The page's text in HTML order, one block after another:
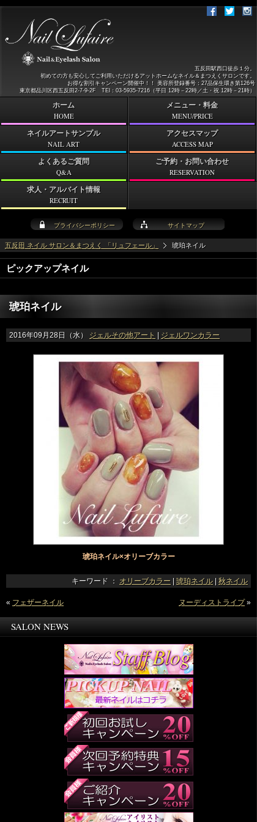
五反田 ネイル サロン＆まつえく 「リュフェール」 琥珀ネイル
ピックアップネイル
琥珀ネイル
2016年09月28日（水） ジェルその他アート | ジェルワンカラー
琥珀ネイル×オリーブカラー
キーワード ： オリーブカラー | 琥珀ネイル | 秋ネイル
« フェザーネイル ヌーディストライプ»
SALON NEWS
プライバシーポリシー サイトマップ
五反田駅西口徒歩１分。
初めての方も安心してご利用いただけるアットホームなネイル＆まつえくサロンです。
お得な割引キャンペーン開催中！！ 美容所登録番号：27品保生環き第126号
東京都品川区西五反田2-7-9-2F TEl：03-5935-7216（平日 12時－22時／土・祝 12時－21時）
ホーム
HOME
メニュー・料金
MENU/PRICE
ネイルアートサンプル
NAIL ART
アクセスマップ
ACCESS MAP
よくあるご質問
Q&A
ご予約・お問い合わせ
RESERVATION
求人・アルバイト情報
RECRUIT